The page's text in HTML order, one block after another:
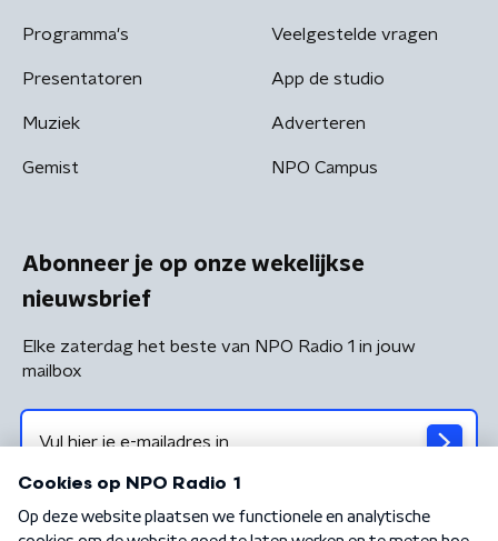
Programma's
Presentatoren
Muziek
Gemist
Veelgestelde vragen
App de studio
Adverteren
NPO Campus
Abonneer je op onze wekelijkse
nieuwsbrief
Elke zaterdag het beste van NPO Radio 1 in jouw
mailbox